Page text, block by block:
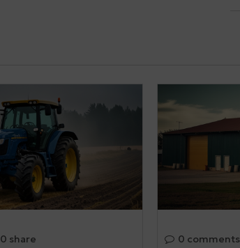
0 share
0 comments